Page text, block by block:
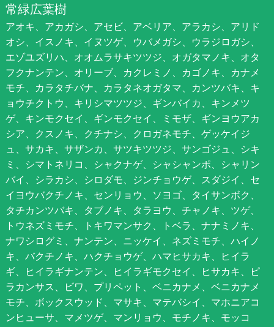
常緑広葉樹
アオキ、アカガシ、アセビ、アベリア、アラカシ、アリド
オシ、イスノキ、イヌツゲ、ウバメガシ、ウラジロガシ、
エゾユズリハ、オオムラサキツツジ、オガタマノキ、オタ
フクナンテン、オリーブ、カクレミノ、カゴノキ、カナメ
モチ、カラタチバナ、カラタネオガタマ、カンツバキ、キ
ョウチクトウ、キリシマツツジ、ギンバイカ、キンメツ
ゲ、キンモクセイ、ギンモクセイ、ミモザ、ギンヨウアカ
シア、クスノキ、クチナシ、クロガネモチ、ゲッケイジ
ュ、サカキ、サザンカ、サツキツツジ、サンゴジュ、シキ
ミ、シマトネリコ、シャクナゲ、シャシャンポ、シャリン
バイ、シラカシ、シロダモ、ジンチョウゲ、スダジイ、セ
イヨウバクチノキ、センリョウ、ソヨゴ、タイサンボク、
タチカンツバキ、タブノキ、タラヨウ、チャノキ、ツゲ、
トウネズミモチ、トキワマンサク、トベラ、ナナミノキ、
ナワシログミ、ナンテン、ニッケイ、ネズミモチ、ハイノ
キ、バクチノキ、ハクチョウゲ、ハマヒサカキ、ヒイラ
ギ、ヒイラギナンテン、ヒイラギモクセイ、ヒサカキ、ピ
ラカンサス、ビワ、プリペット、ベニカナメ、ベニカナメ
モチ、ボックスウッド、マサキ、マテバシイ、マホニアコ
ンヒューサ、マメツゲ、マンリョウ、モチノキ、モッコ